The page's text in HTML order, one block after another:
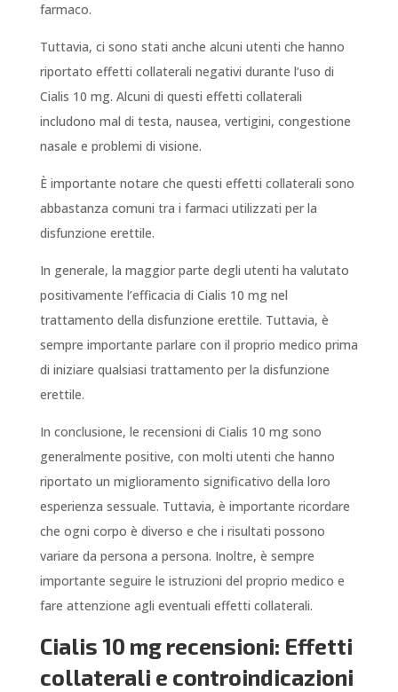
farmaco.
Tuttavia, ci sono stati anche alcuni utenti che hanno
riportato effetti collaterali negativi durante l’uso di
Cialis 10 mg. Alcuni di questi effetti collaterali
includono mal di testa, nausea, vertigini, congestione
nasale e problemi di visione.
È importante notare che questi effetti collaterali sono
abbastanza comuni tra i farmaci utilizzati per la
disfunzione erettile.
In generale, la maggior parte degli utenti ha valutato
positivamente l’efficacia di Cialis 10 mg nel
trattamento della disfunzione erettile. Tuttavia, è
sempre importante parlare con il proprio medico prima
di iniziare qualsiasi trattamento per la disfunzione
erettile.
In conclusione, le recensioni di Cialis 10 mg sono
generalmente positive, con molti utenti che hanno
riportato un miglioramento significativo della loro
esperienza sessuale. Tuttavia, è importante ricordare
che ogni corpo è diverso e che i risultati possono
variare da persona a persona. Inoltre, è sempre
importante seguire le istruzioni del proprio medico e
fare attenzione agli eventuali effetti collaterali.
Cialis 10 mg recensioni: Effetti
collaterali e controindicazioni